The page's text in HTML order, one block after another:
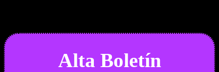
Alta Boletín